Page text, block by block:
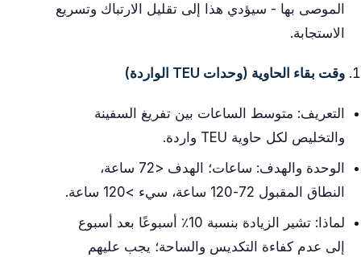
الموصى بها - سيؤدي هذا إلى تقليل الارتباك وتسريع
الاستجابة.
وقت بقاء الحاوية (وحدات TEU الواردة)
التعريف: متوسط ​​الساعات بين تفريغ السفينة
والتخليص لكل حاوية TEU واردة.
الوحدة والهدف: ساعات؛ الهدف <72 ساعة،
النطاق المقبول 72-120 ساعة، سيء >120 ساعة.
لماذا: تشير الزيادة بنسبة 10٪ أسبوعًا بعد أسبوع
إلى عدم كفاءة التكديس والساحة؛ يجب عليهم